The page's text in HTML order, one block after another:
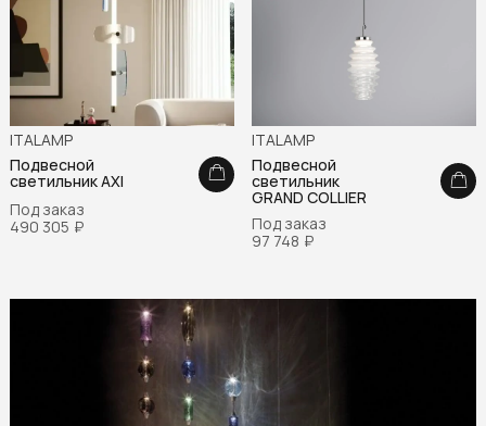
ITALAMP
Подвесной
светильник AXI
Под заказ
490 305 ₽
ITALAMP
Подвесной
светильник
GRAND COLLIER
Под заказ
97 748 ₽